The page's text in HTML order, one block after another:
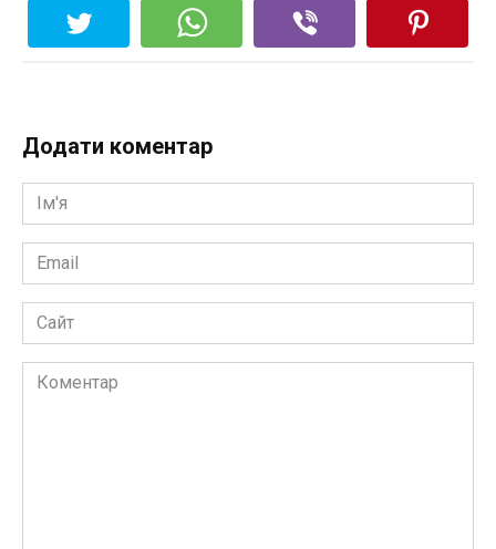
Додати коментар
Ім'я
*
Email
*
Сайт
Коментар